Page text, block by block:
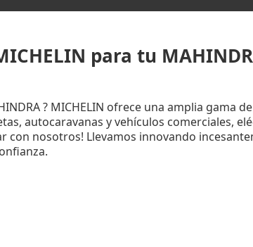
para tu
? MICHELIN ofrece una amplia gama
autocaravanas y vehículos comerciales,
con nosotros! Llevamos innovando